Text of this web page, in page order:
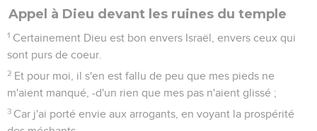
fais tomber en ruines.
Comme ils sont détruits en un moment ! Ils sont péris,
consumés par la frayeur.
Comme un songe, quand on s'éveille, tu mépriseras,
Seigneur, leur image, lorsque tu t'éveilleras.
Quand mon coeur s'aigrissait, et que je me tourmentais
dans mes reins,